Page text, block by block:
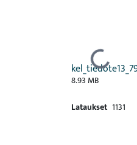
Ladataan...
8.93 MB
Lataukset 1131